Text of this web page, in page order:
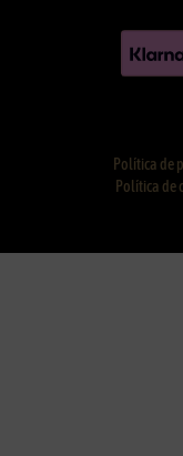
Política de
Política de